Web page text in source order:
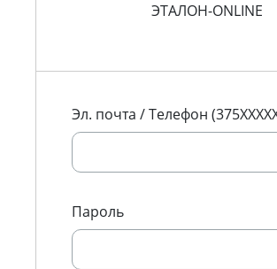
ЭТАЛОН-ONLINE
Эл. почта / Телефон
Пароль